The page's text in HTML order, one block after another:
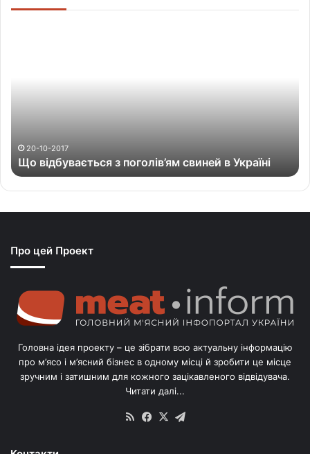
т
ь
п
о
20-10-2017
Що відбувається з поголів’ям свиней в Україні
Про цей Проект
Головна ідея проекту – це зібрати всю актуальну інформацію
про м’ясо і м’ясний бізнес в одному місці й зробити це місце
зручним і затишним для кожного зацікавленого відвідувача.
Читати далі...
RSS Facebook
X